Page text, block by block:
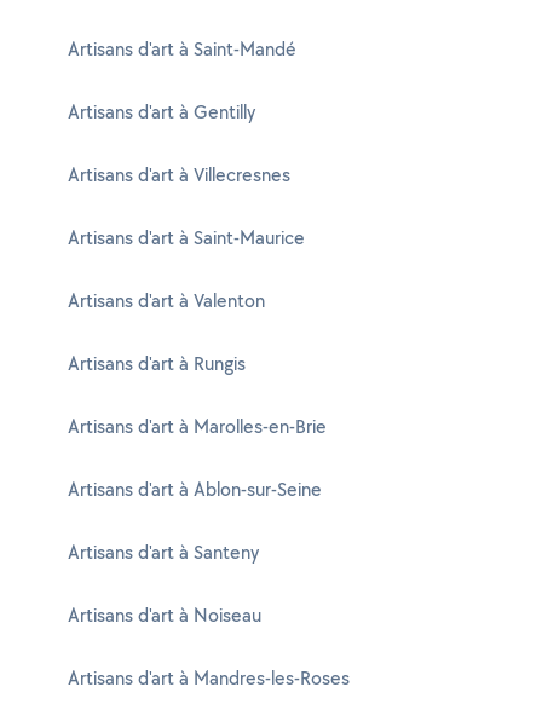
Artisans d'art à Saint-Mandé
Artisans d'art à Gentilly
Artisans d'art à Villecresnes
Artisans d'art à Saint-Maurice
Artisans d'art à Valenton
Artisans d'art à Rungis
Artisans d'art à Marolles-en-Brie
Artisans d'art à Ablon-sur-Seine
Artisans d'art à Santeny
Artisans d'art à Noiseau
Artisans d'art à Mandres-les-Roses